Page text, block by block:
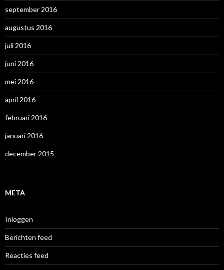
september 2016
augustus 2016
juli 2016
juni 2016
mei 2016
april 2016
februari 2016
januari 2016
december 2015
META
Inloggen
Berichten feed
Reacties feed